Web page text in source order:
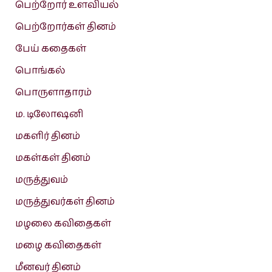
பெற்றோர் உளவியல்
பெற்றோர்கள் தினம்
பேய் கதைகள்
பொங்கல்
பொருளாதாரம்
ம. டிலோஷனி
மகளிர் தினம்
மகள்கள் தினம்
மருத்துவம்
மருத்துவர்கள் தினம்
மழலை கவிதைகள்
மழை கவிதைகள்
மீனவர் தினம்